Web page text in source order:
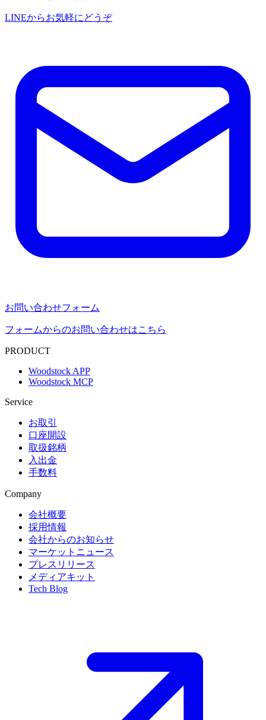
LINEからお気軽にどうぞ
お問い合わせフォーム
フォームからのお問い合わせはこちら
PRODUCT
Woodstock APP
Woodstock MCP
Service
お取引
口座開設
取扱銘柄
入出金
手数料
Company
会社概要
採用情報
会社からのお知らせ
マーケットニュース
プレスリリース
メディアキット
Tech Blog